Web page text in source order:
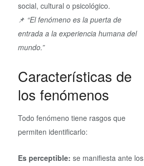
social, cultural o psicológico.
📌 “El fenómeno es la puerta de
entrada a la experiencia humana del
mundo.”
Características de
los fenómenos
Todo fenómeno tiene rasgos que
permiten identificarlo:
Es perceptible: se manifiesta ante los